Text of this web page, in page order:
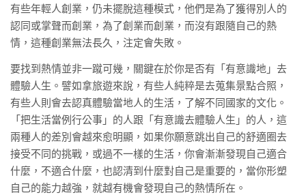
有些年輕人創業，仍未擺脫這種模式，他們是為了獲得別人的
認同或掌聲而創業，為了創業而創業，而沒有跟隨自己的熱
情，這種創業無法長久，注定會失敗。
要找到熱情並非一蹴可幾，關鍵在於你是否有「有意識地」去
體驗人生。譬如拿旅遊來說，有些人純粹是去蒐集景點合照，
有些人則會去認真體驗當地人的生活，了解不同國家的文化。
「把生活當例行公事」的人跟「有意識去體驗人生」的人，這
兩種人的差別會越來愈明顯，如果你願意跳出自己的舒適圈去
接受不同的挑戰，或過不一樣的生活，你會漸漸發現自己適合
什麼，不適合什麼，也認清到什麼對自己是重要的，當你形塑
自己的能力越強，就越有機會發現自己的熱情所在。